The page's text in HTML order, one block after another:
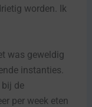
worden. Ik
was geweldig
instanties.
de
per week eten